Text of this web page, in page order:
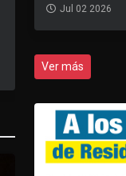
Jul 02 2026
Ver más